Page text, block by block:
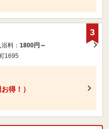
浴料： 1800円～
1695
得！）
3